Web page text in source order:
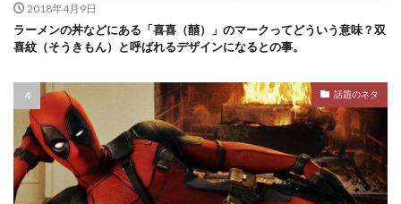
2018年4月9日
ラーメンの丼などにある「喜喜（囍）」のマークってどういう意味？双
喜紋（そうきもん）と呼ばれるデザインになるとの事。
話題のネタ